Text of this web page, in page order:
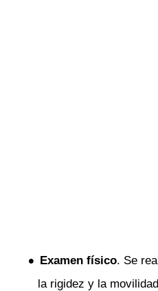
Examen físico. Se
la rigidez y la